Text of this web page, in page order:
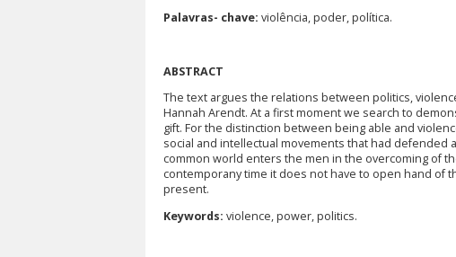
Palavras- chave: violência, poder, política.
ABSTRACT
The text argues the relations between politics,
Hannah Arendt. At a first moment we search to
gift. For the distinction between being able and
social and intellectual movements that had defended
common world enters the men in the overcoming of
contemporany time it does not have to open hand of
present.
Keywords: violence, power, politics.